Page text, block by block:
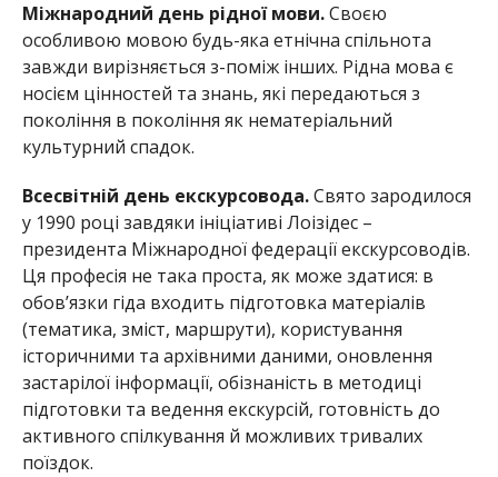
Міжнародний день рідної мови.Своєю
особливою мовою будь-яка етнічна спільнота
завжди вирізняється з-поміж інших. Рідна мова є
носієм цінностей та знань, які передаються з
покоління в покоління як нематеріальний
культурний спадок.
Всесвітній день екскурсовода.Свято зародилося
у 1990 році завдяки ініціативі Лоізідес –
президента Міжнародної федерації екскурсоводів.
Ця професія не така проста, як може здатися: в
обов’язки гіда входить підготовка матеріалів
(тематика, зміст, маршрути), користування
історичними та архівними даними, оновлення
застарілої інформації, обізнаність в методиці
підготовки та ведення екскурсій, готовність до
активного спілкування й можливих тривалих
поїздок.